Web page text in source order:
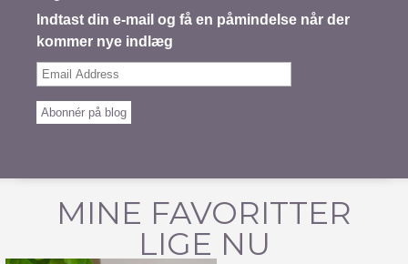
Indtast din e-mail og få en påmindelse når der
kommer nye indlæg
Email
Abonnér på blog
MINE FAVORITTER
LIGE NU